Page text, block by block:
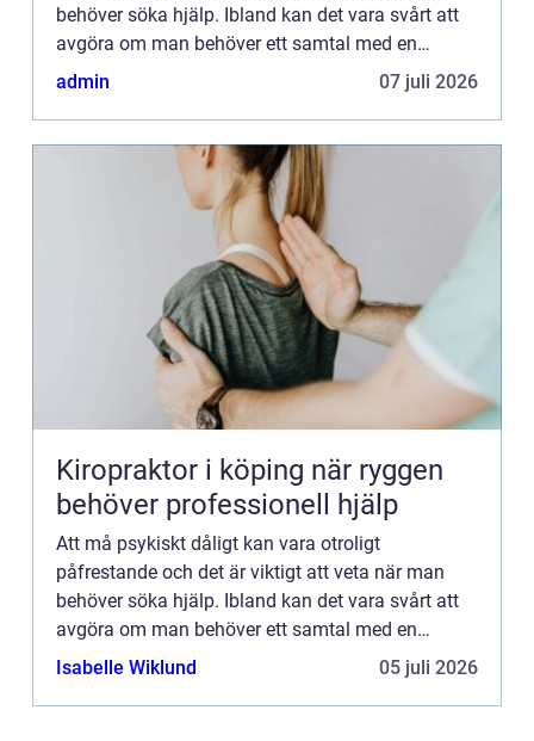
behöver söka hjälp. Ibland kan det vara svårt att
avgöra om man behöver ett samtal med en
psykolog eller om det är dags att söka upp en
admin 07 juli 2026
Kiropraktor i köping när ryggen
behöver professionell hjälp
Att må psykiskt dåligt kan vara otroligt
påfrestande och det är viktigt att veta när man
behöver söka hjälp. Ibland kan det vara svårt att
avgöra om man behöver ett samtal med en
psykolog eller om det är dags att söka upp en
Isabelle Wiklund 05 juli 2026